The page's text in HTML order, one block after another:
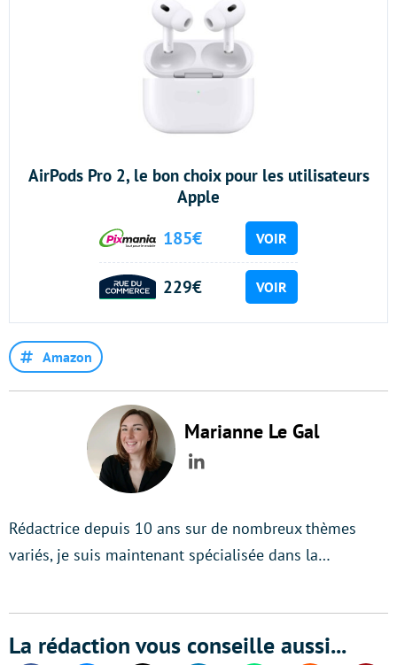
AirPods Pro 2, le bon choix pour les utilisateurs
Apple
185€ VOIR
229€ VOIR
Amazon
Marianne Le Gal
LinkedIn
Rédactrice depuis 10 ans sur de nombreux thèmes
variés, je suis maintenant spécialisée dans la…
La rédaction vous conseille aussi...